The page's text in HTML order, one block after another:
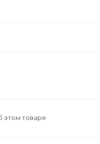
этом товаре